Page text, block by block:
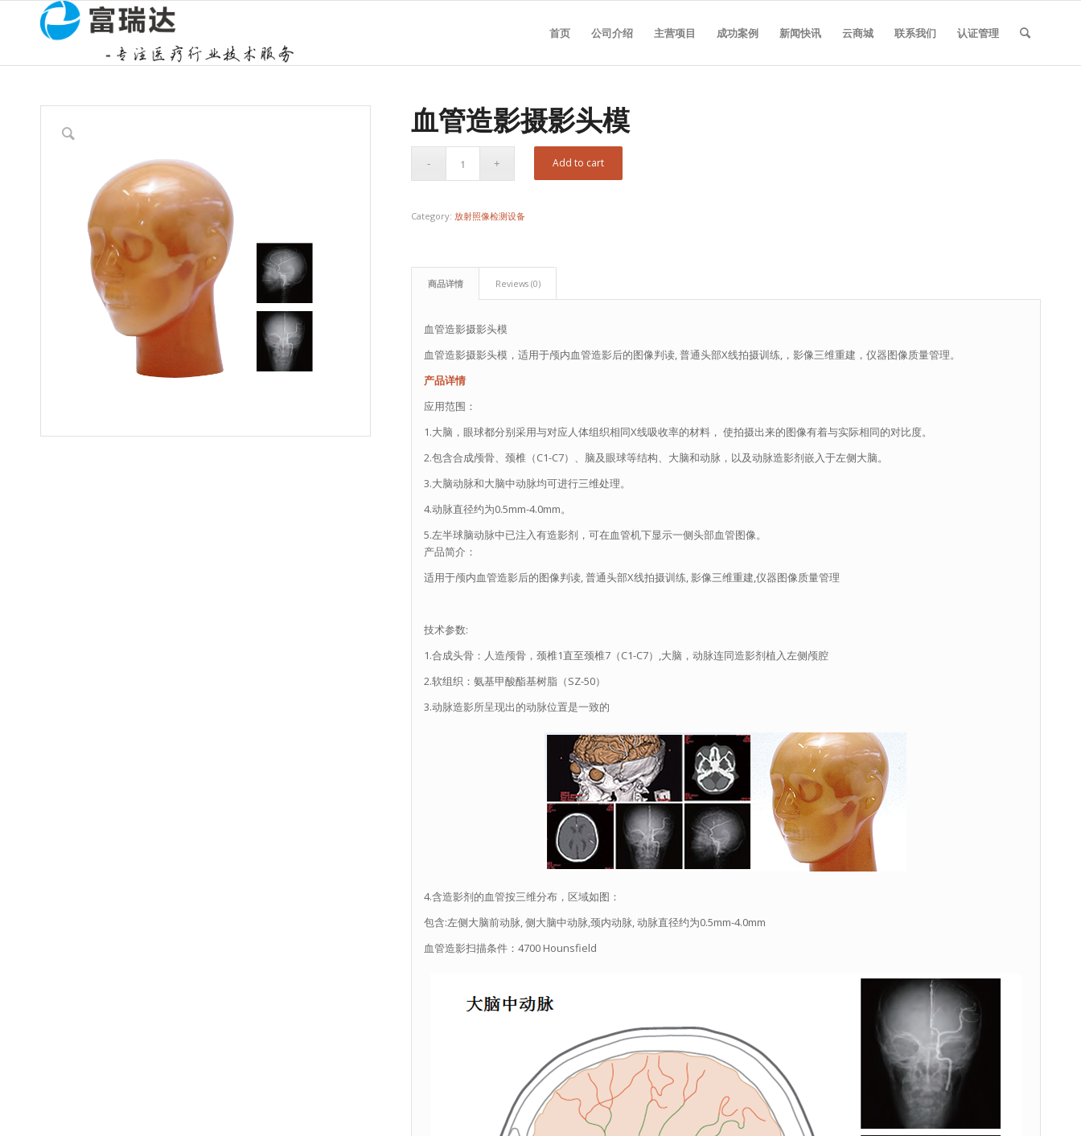
首页 公司介绍 主营项目 成功案例 新闻快讯 云商城 联系我们 认证管理
血管造影摄影头模
Add to cart
Category: 放射照像检测设备
商品详情 Reviews (0)
血管造影摄影头模
血管造影摄影头模，适用于颅内血管造影后的图像判读, 普通头部X线拍摄训练,，影像三维重建，仪器图像质量管理。
产品详情
应用范围：
1.大脑，眼球都分别采用与对应人体组织相同X线吸收率的材料， 使拍摄出来的图像有着与实际相同的对比度。
2.包含合成颅骨、颈椎（C1-C7）、脑及眼球等结构、大脑和动脉，以及动脉造影剂嵌入于左侧大脑。
3.大脑动脉和大脑中动脉均可进行三维处理。
4.动脉直径约为0.5mm-4.0mm。
5.左半球脑动脉中已注入有造影剂，可在血管机下显示一侧头部血管图像。
产品简介：
适用于颅内血管造影后的图像判读, 普通头部X线拍摄训练, 影像三维重建,仪器图像质量管理
技术参数:
1.合成头骨：人造颅骨，颈椎1直至颈椎7（C1-C7）,大脑，动脉连同造影剂植入左侧颅腔
2.软组织：氨基甲酸酯基树脂（SZ-50）
3.动脉造影所呈现出的动脉位置是一致的
4.含造影剂的血管按三维分布，区域如图：
包含:左侧大脑前动脉, 侧大脑中动脉,颈内动脉, 动脉直径约为0.5mm-4.0mm
血管造影扫描条件：4700 Hounsfield